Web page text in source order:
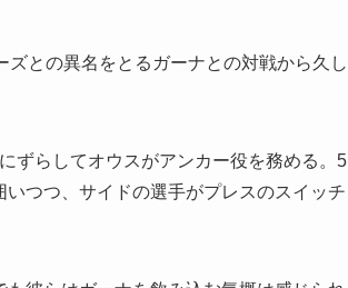
との異名をとるガーナとの対戦から久し
ずらしてオウスがアンカー役を務める。5
つつ、サイドの選手がプレスのスイッチ